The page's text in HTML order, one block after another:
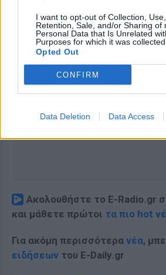
I want to opt-out of Collection, Use,
Retention, Sale, and/or Sharing of
Personal Data that Is Unrelated
Purposes for which it was collected.
Opted Out
CONFIRM
Data Deletion Data Access
Ακολουθήστε το E-Radio.gr
και μάθετε πρώτοι τα πιο hot
Για ακόμη περισσότερα νέα,
ειδήσεων του E-Daily.gr